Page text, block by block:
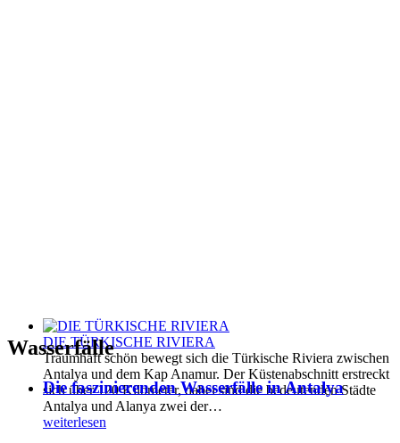
DIE TÜRKISCHE RIVIERA
Traumhaft schön bewegt sich die Türkische Riviera zwischen
Antalya und dem Kap Anamur. Der Küstenabschnitt erstreckt
sich über 120 Kilometer, dabei sind die bedeutenden Städte
Antalya und Alanya zwei der…
weiterlesen
Wasserfälle
Die faszinierenden Wasserfälle in Antalya